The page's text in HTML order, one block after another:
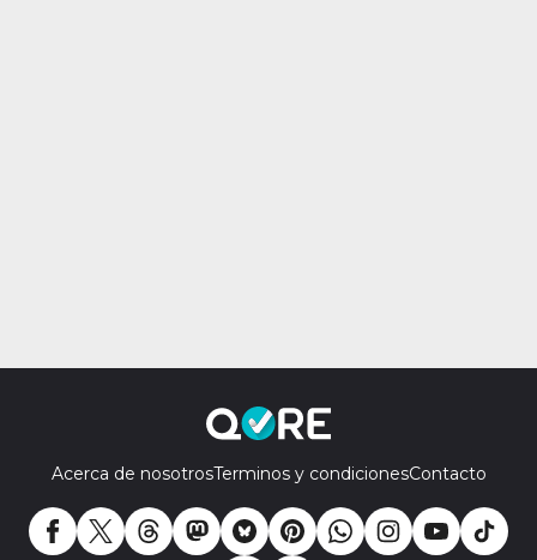
Acerca de nosotrosTerminos y condicionesContacto